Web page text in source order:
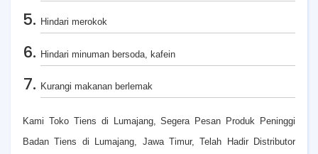
Hindari merokok
Hindari minuman bersoda, kafein
Kurangi makanan berlemak
Kami Toko Tiens di Lumajang, Segera Pesan Produk Peninggi
Badan Tiens di Lumajang, Jawa Timur, Telah Hadir Distributor